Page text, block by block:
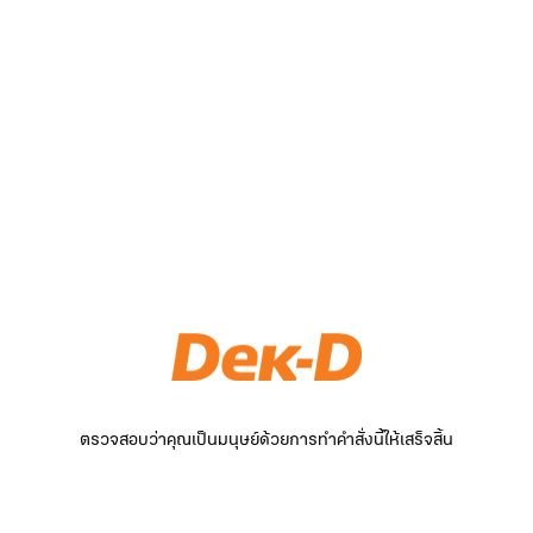
ตรวจสอบว่าคุณเป็นมนุษย์ด้วยการทำคำสั่งนี้ให้เสร็จสิ้น